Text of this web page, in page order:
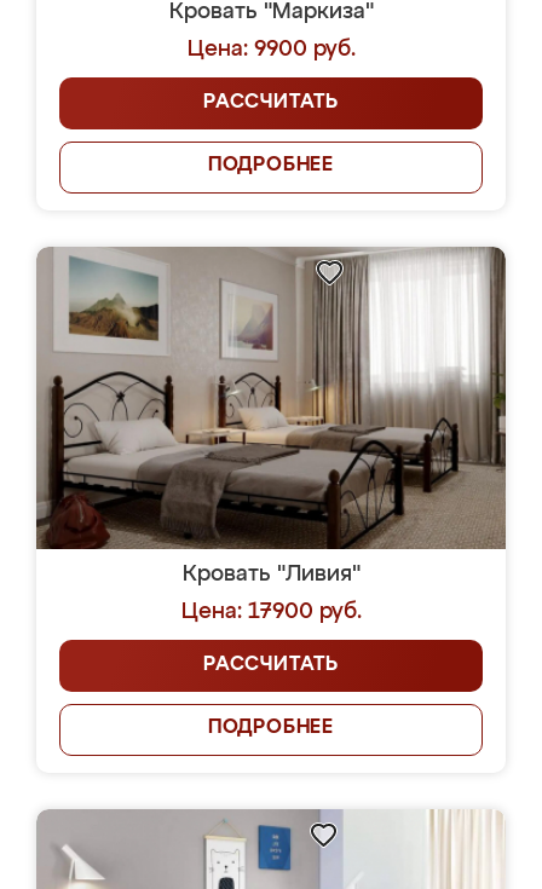
Кровать "Маркиза"
Цена: 9900 руб.
РАССЧИТАТЬ
ПОДРОБНЕЕ
Кровать "Ливия"
Цена: 17900 руб.
РАССЧИТАТЬ
ПОДРОБНЕЕ